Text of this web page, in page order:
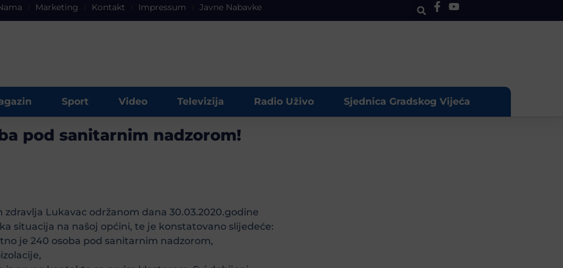
Marketing Kontakt Impressum Javne Nabavke
Sport Video Televizija Radio Uživo Sjednica Gradskog Vijeća
pod sanitarnim nadzorom!
zdravlja Lukavac održanom dana 30.03.2020.godine
situacija na našoj općini, te je konstatovano slijedeće:
je 240 osoba pod sanitarnim nadzorom,